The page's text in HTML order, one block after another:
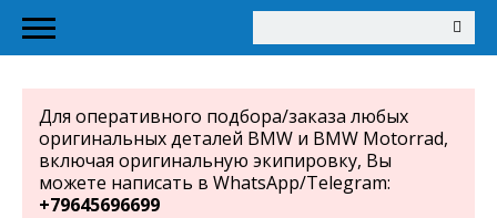
Для оперативного подбора/заказа любых
оригинальных деталей BMW и BMW Motorrad,
включая оригинальную экипировку, Вы
можете написать в WhatsApp/Telegram:
+79645696699